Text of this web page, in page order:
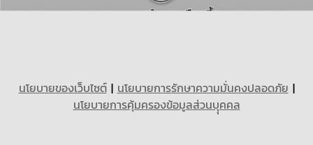
นโยบายของเว็บไซต์| นโยบายการรักษาความมั่นคงปลอดภัย |
นโยบายการคุ้มครองข้อมูลส่วนบุุคคล